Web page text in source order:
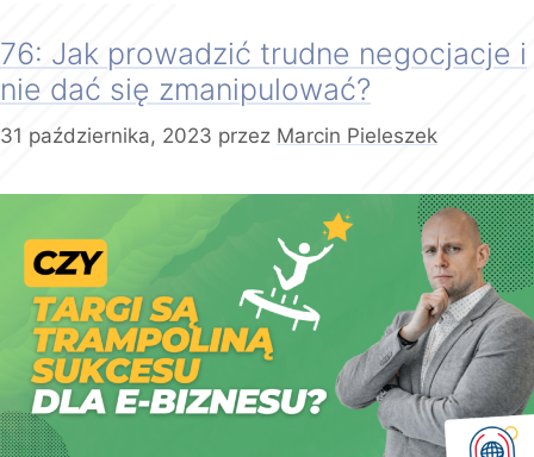
76: Jak prowadzić trudne negocjacje i
nie dać się zmanipulować?
31 października, 2023 przez Marcin Pieleszek